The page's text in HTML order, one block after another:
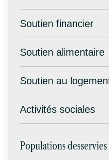
Soutien financier
Soutien alimentaire
Soutien au
Activités sociales
Populations desservies